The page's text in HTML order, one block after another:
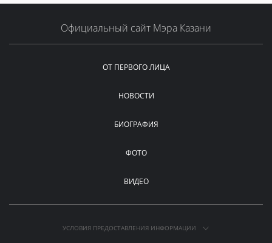
Официальный сайт Мэра Казани
ОТ ПЕРВОГО ЛИЦА
НОВОСТИ
БИОГРАФИЯ
ФОТО
ВИДЕО
УСЛОВИЯ ПРЕДОСТАВЛЕНИЯ ИНФОРМАЦИИ